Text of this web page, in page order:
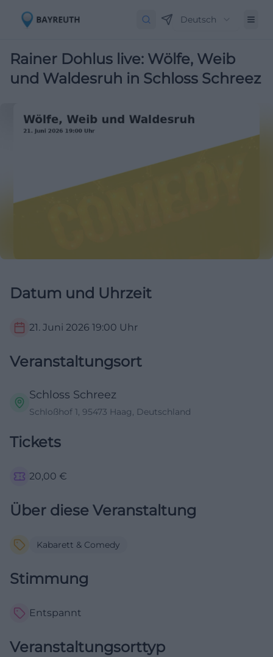
Deutsch
Rainer Dohlus live: Wölfe, Weib
und Waldesruh in Schloss Schreez
Datum und Uhrzeit
21. Juni 2026 19:00 Uhr
Veranstaltungsort
Schloss Schreez
Schloßhof 1, 95473 Haag, Deutschland
Tickets
20,00 €
Über diese Veranstaltung
Kabarett & Comedy
Stimmung
Entspannt
Veranstaltungsorttyp